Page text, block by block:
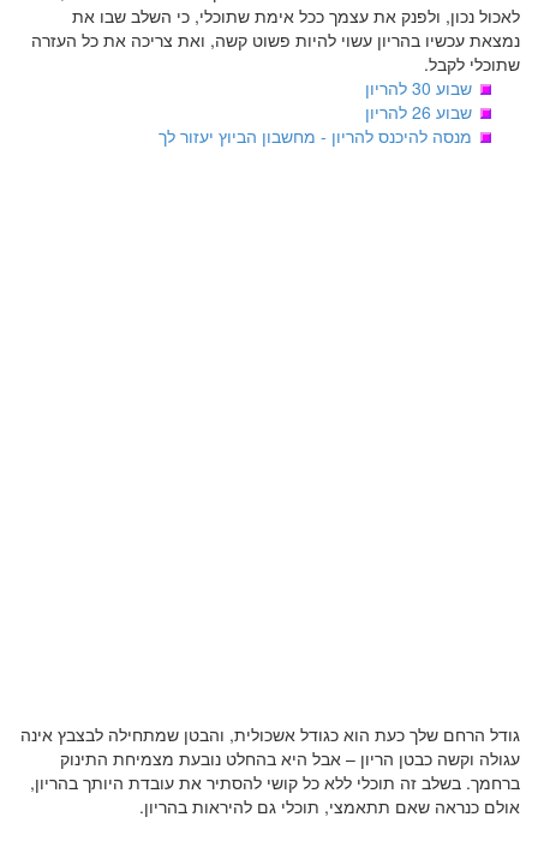
לאכול נכון, ולפנק את עצמך ככל אימת שתוכלי, כי השלב שבו את
נמצאת עכשיו בהריון עשוי להיות פשוט קשה, ואת צריכה את כל העזרה
שתוכלי לקבל.
שבוע 30 להריון
שבוע 26 להריון
מנסה להיכנס להריון - מחשבון הביוץ יעזור לך
גודל הרחם שלך כעת הוא כגודל אשכולית, והבטן שמתחילה לבצבץ אינה
עגולה וקשה כבטן הריון – אבל היא בהחלט נובעת מצמיחת התינוק
ברחמך. בשלב זה תוכלי ללא כל קושי להסתיר את עובדת היותך בהריון,
אולם כנראה שאם תתאמצי, תוכלי גם להיראות בהריון.